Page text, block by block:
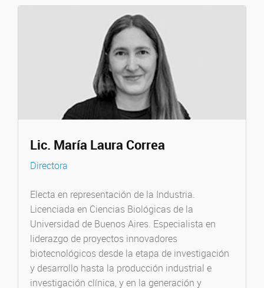
Lic. María Laura Correa
Directora
Electa en representación de la Industria.
Licenciada en Ciencias Biológicas de la
Universidad de Buenos Aires. Especialista en
liderazgo de proyectos innovadores
biotecnológicos desde la etapa de investigación
y desarrollo hasta la producción industrial e
investigación clínica, y en la generación y